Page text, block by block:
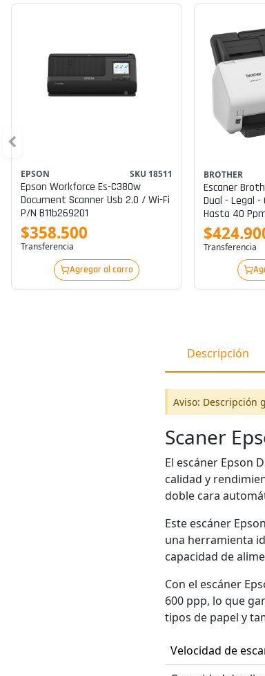
EPSON SKU 18511
Epson Workforce Es-C380w
Document Scanner Usb 2.0 / Wi-Fi
P/n B11b269201
$358.500
Transferencia
Agregar al carro
BROTHER
Escaner
Dual - Legal -
Hasta 40
Ppm (color) -
Usb 3.0 P/n
Transferencia
Descripción
Aviso: Descripción
Scaner
El escáner Epson
calidad y
doble cara
Este escáner
una herramienta
capacidad de
Con el escáner
600 ppp, lo que
tipos de papel y
Velocidad de